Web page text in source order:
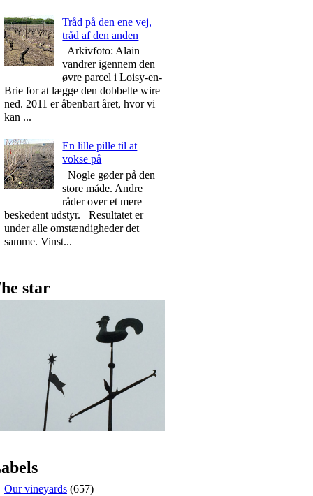
Tråd på den ene vej,
tråd af den anden
Arkivfoto: Alain
vandrer igennem den
øvre parcel i Loisy-en-
Brie for at lægge den dobbelte wire
ned. 2011 er åbenbart året, hvor vi
kan ...
En lille pille til at
vokse på
Nogle gøder på den
store måde. Andre
råder over et mere
beskedent udstyr. Resultatet er
under alle omstændigheder det
samme. Vinst...
star
Our vineyards (657)